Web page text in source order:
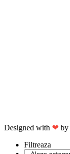
Designed with ❤ by
Filtreaza